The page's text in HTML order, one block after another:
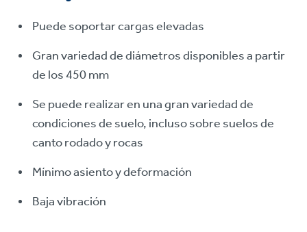
Puede soportar cargas elevadas
Gran variedad de diámetros disponibles a partir
de los 450 mm
Se puede realizar en una gran variedad de
condiciones de suelo, incluso sobre suelos de
canto rodado y rocas
Mínimo asiento y deformación
Baja vibración